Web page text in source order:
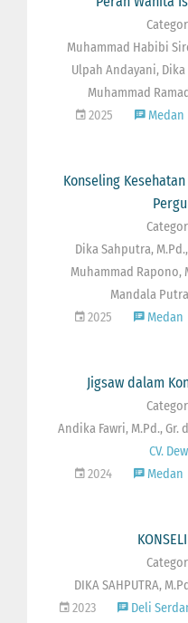
Muhammad Habibi
Ulpah Andayani,
Muhammad
2025
Medan
Konseling
Dika Sahputra,
Muhammad Rapono,
Mandala Putra
2025
Medan
Jigsaw dalam
Andika Fawri, M.Pd., Gr.
CV.
2024
Medan
DIKA SAHPUTRA, M.Pd
2023
Deli